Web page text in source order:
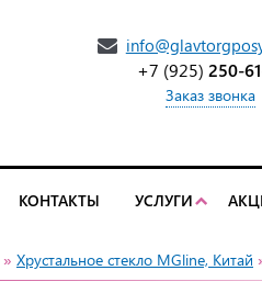
+7 (925)250-
Заказ звонка
КОНТАКТЫ УСЛУГИ
» Хрустальное стекло MGline, Китай